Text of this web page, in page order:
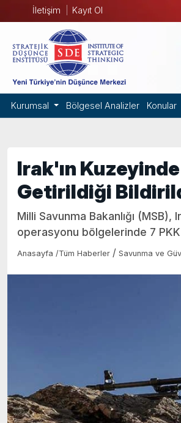
İletişim Kayıt Ol
Kurumsal Bölgesel Analizler Konular
Irak'ın
Getirildiği
Milli Savunma Bakanlığı
operasyonu bölgelerinde 7
Anasayfa /Tüm Haberler / Savunma ve